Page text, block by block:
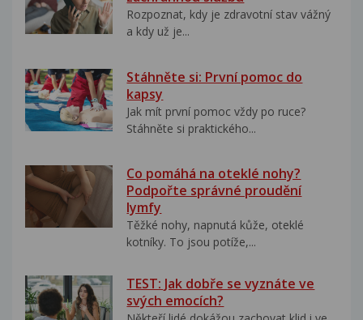
Rozpoznat, kdy je zdravotní stav vážný
a kdy už je...
Stáhněte si: První pomoc do
kapsy
Jak mít první pomoc vždy po ruce?
Stáhněte si praktického...
Co pomáhá na oteklé nohy?
Podpořte správné proudění
lymfy
Těžké nohy, napnutá kůže, oteklé
kotníky. To jsou potíže,...
TEST: Jak dobře se vyznáte ve
svých emocích?